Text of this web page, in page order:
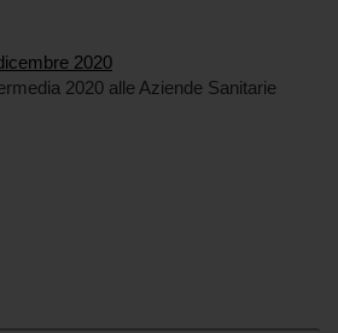
2020
2020 alle Aziende Sanitarie